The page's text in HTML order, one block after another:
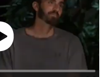
Test